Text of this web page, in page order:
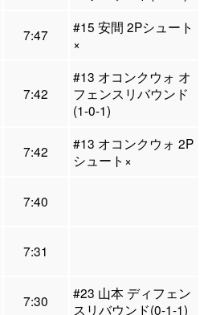
7:47
#15 安間 2Pシュート
×
7:42
#13 オコンクウォ オ
フェンスリバウンド
(1-0-1)
7:42
#13 オコンクウォ 2P
シュート×
7:40
7:31
7:30
#23 山本 ディフェン
スリバウンド(0-1-1)